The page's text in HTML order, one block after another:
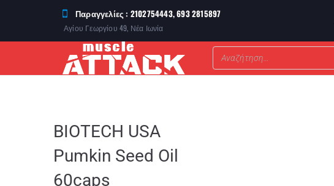
Παραγγελίες : 2102754443, 693 2815897
Αγίου Γεωργίου 49, Νέα Ιωνία
BIOTECH USA
Pumkin Seed Oil
60caps